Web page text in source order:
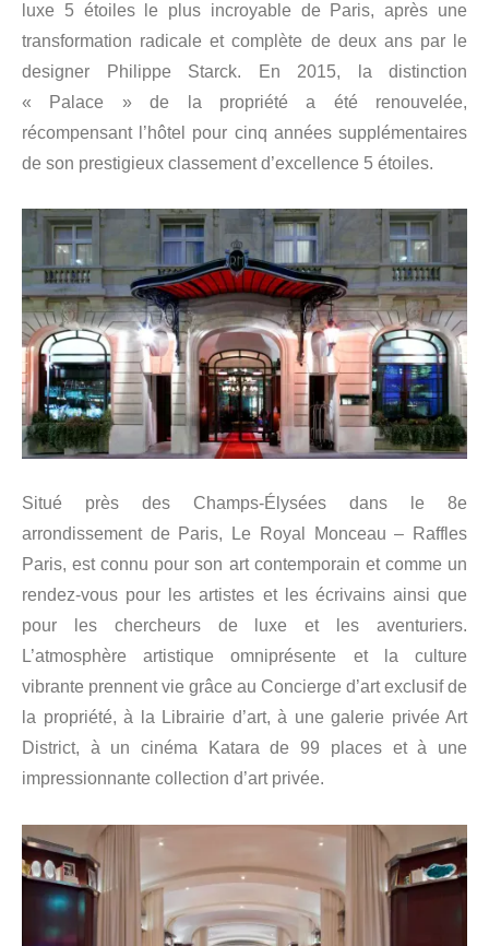
luxe 5 étoiles le plus incroyable de Paris, après une
transformation radicale et complète de deux ans par le
designer Philippe Starck. En 2015, la distinction
« Palace » de la propriété a été renouvelée,
récompensant l’hôtel pour cinq années supplémentaires
de son prestigieux classement d’excellence 5 étoiles.
Situé près des Champs-Élysées dans le 8e
arrondissement de Paris, Le Royal Monceau – Raffles
Paris, est connu pour son art contemporain et comme un
rendez-vous pour les artistes et les écrivains ainsi que
pour les chercheurs de luxe et les aventuriers.
L’atmosphère artistique omniprésente et la culture
vibrante prennent vie grâce au Concierge d’art exclusif de
la propriété, à la Librairie d’art, à une galerie privée Art
District, à un cinéma Katara de 99 places et à une
impressionnante collection d’art privée.